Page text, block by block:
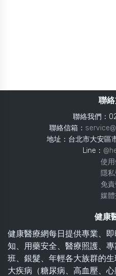
聯
聯絡我們：
聯絡信箱：
地址：台北市大安區
Line：
使
隱
免
媒
健康
健康醫療網每日提供專業、
知、用藥安全、醫療照護、
班、銀髮、年輕各大族群的
大疾病（糖尿病、高血壓、